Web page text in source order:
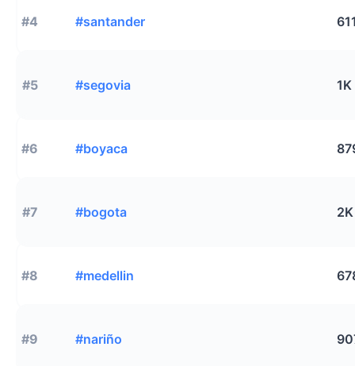
#4 #santander
#5 #segovia 1K
#6 #boyaca
#7 #bogota 2K
#8 #medellin
#9 #nariño